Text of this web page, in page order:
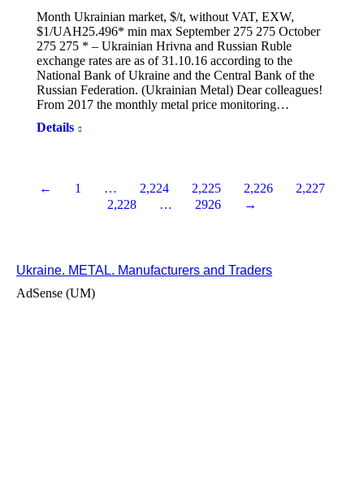
Month Ukrainian market, $/t, without VAT, EXW,
$1/UAH25.496* min max September 275 275 October
275 275 * – Ukrainian Hrivna and Russian Ruble
exchange rates are as of 31.10.16 according to the
National Bank of Ukraine and the Central Bank of the
Russian Federation. (Ukrainian Metal) Dear colleagues!
From 2017 the monthly metal price monitoring…
Details
← 1 … 2,224 2,225 2,226
2,227
2,228
… 2926 →
Ukraine. METAL. Manufacturers and Traders
AdSense (UM)